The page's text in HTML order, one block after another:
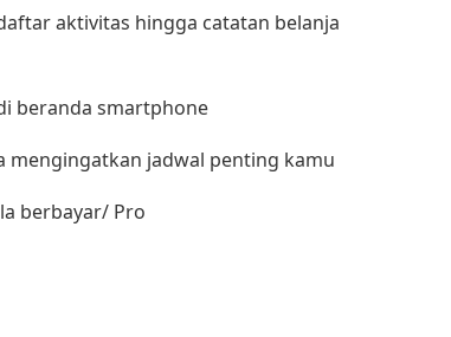
aktivitas hingga catatan belanja
beranda smartphone
mengingatkan jadwal penting kamu
berbayar/ Pro